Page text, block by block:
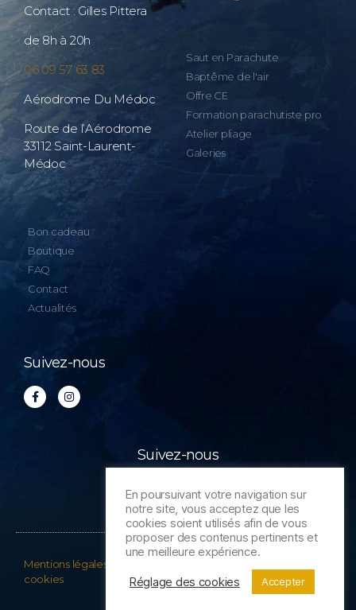
Contact : Gilles Pittera
de 8h à 20h
06 09 57 63 83
Aérodrome Du Médoc
Route de l’Aérodrome
33112 Saint-Laurent-
Médoc
Saut en Parachute
Baptême de l'air
Offre CE
Formation parachutiste pro
Atelier pliage
Galeries
Bon cadeau
Boutique
FAQ
Contact
Actualités
Suivez-nous
Suivez-nous
Mentions légales
cookies
En poursuivant votre navigation sur
notre site, vous acceptez que les
cookies soient utilisés afin de vous
proposer des contenus pertinents et
une meilleure expérience.
Réglage des cookies Accepter